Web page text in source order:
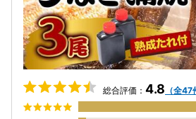
総合評価： 4.8 （全47